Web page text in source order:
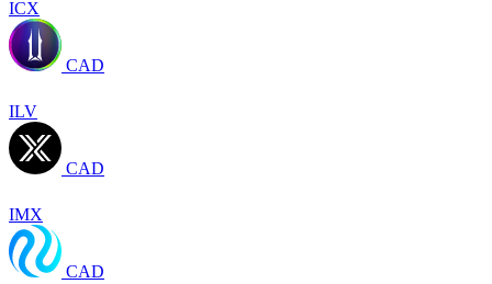
ICX
CAD
ILV
CAD
IMX
CAD